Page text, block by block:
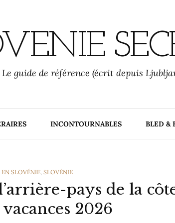
Le guide de référence (écrit depuis
INCONTOURNABLES BLED &
SLOVÉNIE, SLOVÉNIE
pays de la
2026